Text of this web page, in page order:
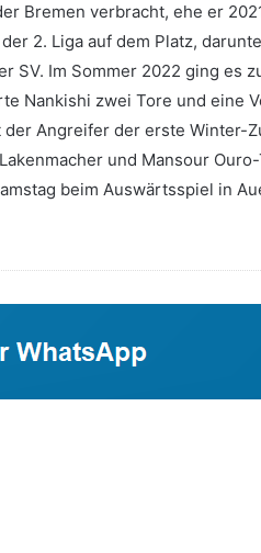
Bremen verbracht, ehe er
2. Liga auf dem Platz,
SV. Im Sommer 2022 ging es
Nankishi zwei Tore und eine
Angreifer der erste Winter-
und Mansour
beim Auswärtsspiel in